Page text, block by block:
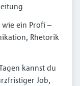
wie ein Profi –
Rhetorik
kannst du
Job,